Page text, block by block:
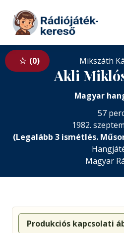
Tovább a tartalomhoz
0 Mikszáth
Akli
Magyar
57
1982.
(Legalább 3 ismétlés.
Magyar
Produkciós kapcsolati